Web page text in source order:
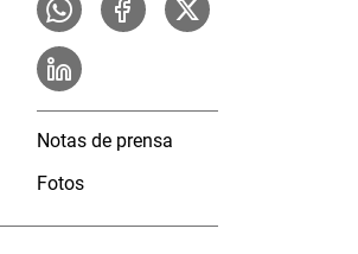
Notas de prensa
Fotos